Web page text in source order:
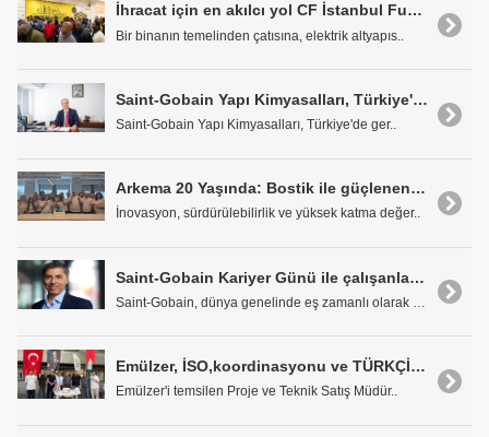
İhracat için en akılcı yol CF İstanbul Fuarı kapılarını açıyor
Bir binanın temelinden çatısına, elektrik altyapıs..
Saint-Gobain Yapı Kimyasalları, Türkiye'de vites yükseltiyor
Saint-Gobain Yapı Kimyasalları, Türkiye'de ger..
Arkema 20 Yaşında: Bostik ile güçlenen bir başarı hikayesi
İnovasyon, sürdürülebilirlik ve yüksek katma değer..
Saint-Gobain Kariyer Günü ile çalışanlarını geleceğe hazırlıyor
Emülzer, İSO,koordinasyonu ve TÜRKÇİM Mesleki ve Teknik Anadolu Lisesi işbirliği ile düzenlenen kariyer buluşmalarına katıldı
Emülzer'i temsilen Proje ve Teknik Satış Müdür..